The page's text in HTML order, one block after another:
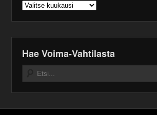
Arkistot
Hae Voima-Vahtilasta
Search